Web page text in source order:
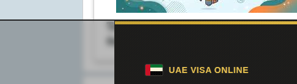
Течение и ведение многоплодной
беременности